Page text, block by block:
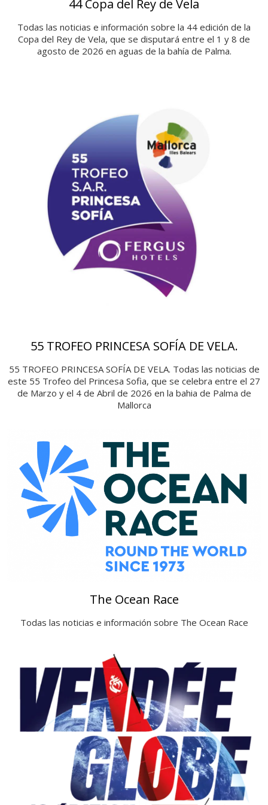
44 Copa del Rey de Vela
Todas las noticias e información sobre la 44 edición de la
Copa del Rey de Vela, que se disputará entre el 1 y 8 de
agosto de 2026 en aguas de la bahía de Palma.
55 TROFEO PRINCESA SOFÍA DE VELA.
55 TROFEO PRINCESA SOFÍA DE VELA. Todas las noticias de
este 55 Trofeo del Princesa Sofia, que se celebra entre el 27
de Marzo y el 4 de Abril de 2026 en la bahia de Palma de
Mallorca
The Ocean Race
Todas las noticias e información sobre The Ocean Race